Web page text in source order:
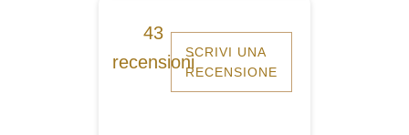
43
recensioniSCRIVI UNA
RECENSIONE